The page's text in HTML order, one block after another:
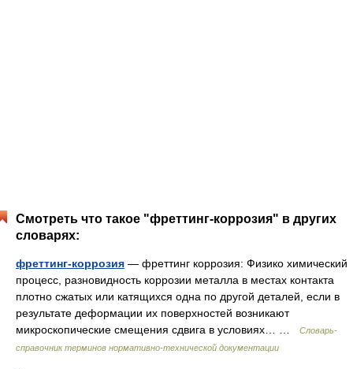
Смотреть что такое "фреттинг-коррозия" в других
словарях:
фреттинг-коррозия — фреттинг коррозия: Физико химический
процесс, разновидность коррозии металла в местах контакта
плотно сжатых или катящихся одна по другой деталей, если в
результате деформации их поверхностей возникают
микроскопические смещения сдвига в условиях… …
Словарь-
справочник терминов нормативно-технической документации